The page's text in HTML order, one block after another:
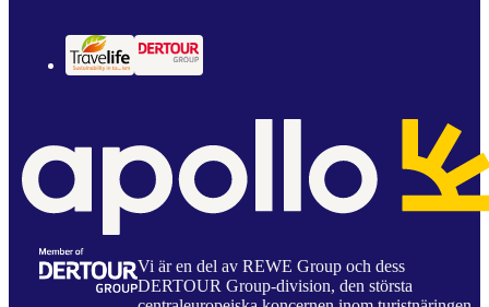
Vi är en del av REWE Group och dess
DERTOUR Group-division, den största